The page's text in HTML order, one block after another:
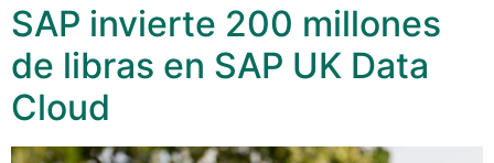
SAP invierte 200 millones
de libras en SAP UK Data
Cloud